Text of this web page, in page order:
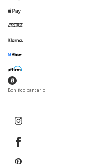
Bonifico bancario